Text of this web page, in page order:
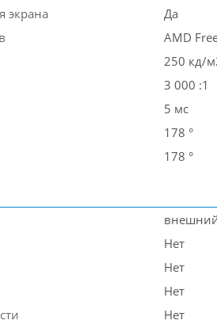
экрана
Да
AMD
250 кд/
3 000 :1
5 мс
178 °
178 °
Нет
Нет
Нет
Нет